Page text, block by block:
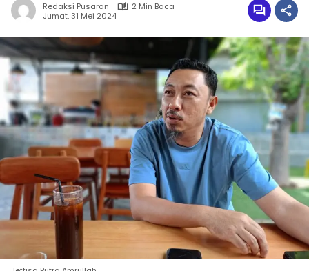
Redaksi Pusaran
2 Min Baca
Jumat, 31 Mei 2024